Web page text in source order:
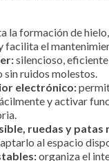
la formación de
facilita el
silencioso,
sin ruidos molestos.
electrónico:
y activar
ruedas y patas
al espacio
organiza el